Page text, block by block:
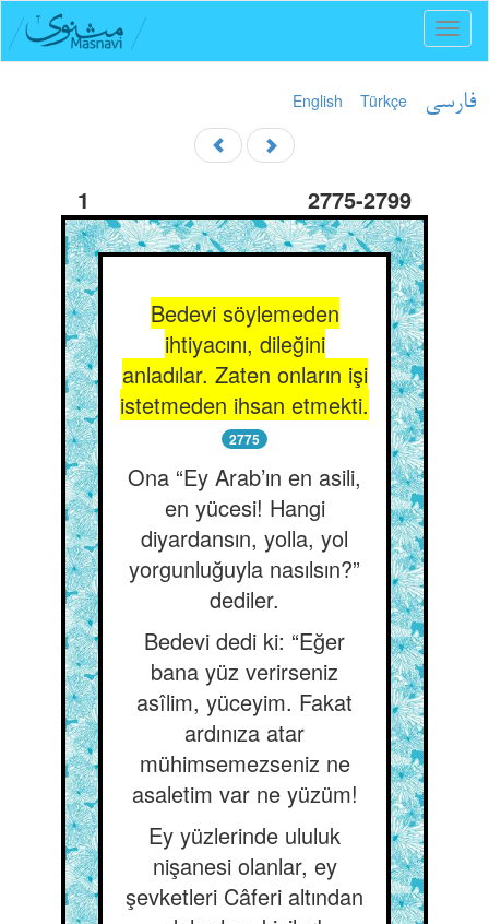
English Türkçe فارسی
1 2775-2799
Bedevi söylemeden
ihtiyacını, dileğini
anladılar. Zaten onların işi
istetmeden ihsan etmekti.
2775
Ona “Ey Arab’ın en asili,
en yücesi! Hangi
diyardansın, yolla, yol
yorgunluğuyla nasılsın?”
dediler.
Bedevi dedi ki: “Eğer
bana yüz verirseniz
asîlim, yüceyim. Fakat
ardınıza atar
mühimsemezseniz ne
asaletim var ne yüzüm!
Ey yüzlerinde ululuk
nişanesi olanlar, ey
şevketleri Câferi altından